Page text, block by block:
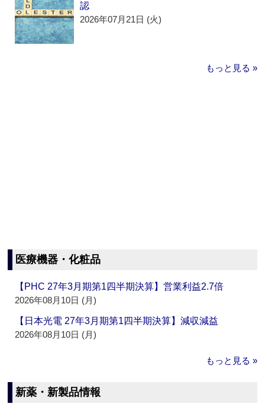
認
2026年07月21日 (火)
もっと見る »
医療機器・化粧品
【PHC 27年3月期第1四半期決算】営業利益2.7倍
2026年08月10日 (月)
【日本光電 27年3月期第1四半期決算】減収減益
2026年08月10日 (月)
もっと見る »
新薬・新製品情報